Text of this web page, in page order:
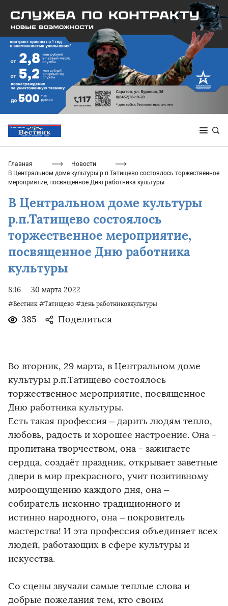
Главная
Новости
В Центральном доме культуры р.п.Татищево состоялось торжественное
мероприятие, посвященное Дню работника культуры
В Центральном доме культуры
р.п.Татищево состоялось
торжественное мероприятие,
посвященное Дню работника
культуры
8:16 30 марта 2022
#Вестник #Татищево #день работниковкультуры
385 Поделиться
Во вторник, 29 марта, в Центральном доме
культуры р.п.Татищево состоялось
торжественное мероприятие, посвященное
Дню работника культуры.
Есть такая профессия – дарить людям тепло,
любовь, радость и хорошее настроение. Она -
пропитана творчеством, она - зажигаете
сердца, создаёт праздник, открывает заветные
двери в мир прекрасного, учит позитивному
мироощущению каждого дня, она –
собиратель исконно традиционного и
истинно народного, она – покровитель
мастерства! И эта профессия объединяет всех
людей, работающих в сфере культуры и
искусства.
Со сцены звучали самые теплые слова и
добрые пожелания тем, кто своим